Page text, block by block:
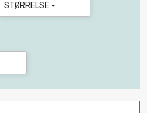
STØRRELSE 